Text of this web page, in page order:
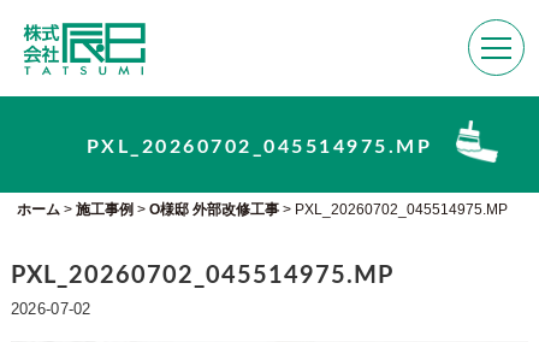
PXL_20260702_045514975.MP
ホーム> 施工事例 > O様邸 外部改修工事> PXL_20260702_045514975.MP
PXL_20260702_045514975.MP
2026-07-02